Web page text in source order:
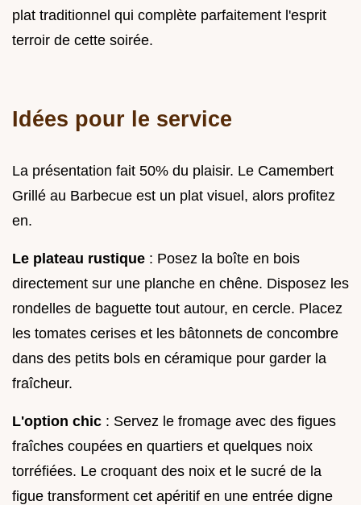
plat traditionnel qui complète parfaitement l'esprit
terroir de cette soirée.
Idées pour le service
La présentation fait 50% du plaisir. Le Camembert
Grillé au Barbecue est un plat visuel, alors profitez
en.
Le plateau rustique : Posez la boîte en bois
directement sur une planche en chêne. Disposez les
rondelles de baguette tout autour, en cercle. Placez
les tomates cerises et les bâtonnets de concombre
dans des petits bols en céramique pour garder la
fraîcheur.
L'option chic : Servez le fromage avec des figues
fraîches coupées en quartiers et quelques noix
torréfiées. Le croquant des noix et le sucré de la
figue transforment cet apéritif en une entrée digne